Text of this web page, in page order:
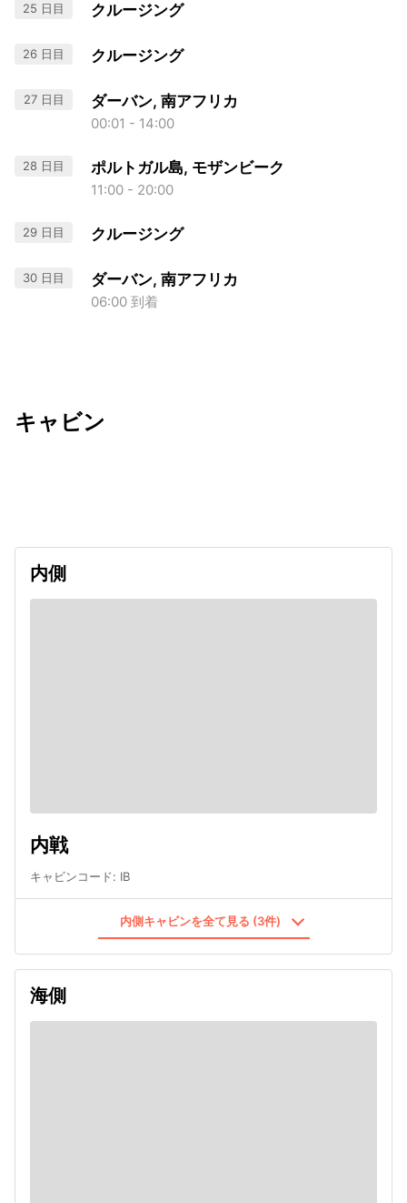
25 日目 クルージング
26 日目 クルージング
27 日目 ダーバン, 南アフリカ
00:01 - 14:00
28 日目 ポルトガル島, モザンビーク
11:00 - 20:00
29 日目 クルージング
30 日目 ダーバン, 南アフリカ
06:00 到着
キャビン
内側
内戦
キャビンコード: IB
内側キャビンを全て見る (3件)
海側